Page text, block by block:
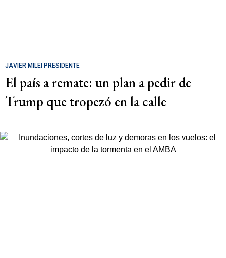
JAVIER MILEI PRESIDENTE
El país a remate: un plan a pedir de
Trump que tropezó en la calle